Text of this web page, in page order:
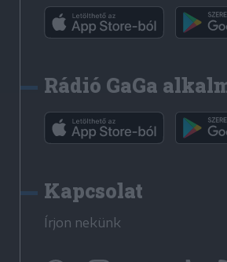
Rádió GaGa
Kapcsolat
Írjon nekünk